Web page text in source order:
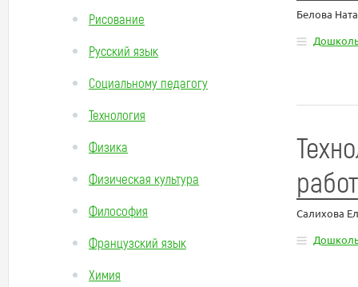
Рисование
Русский язык
Социальному педагогу
Технология
Физика
Физическая культура
Философия
Французский язык
Химия
Белова
Салихова